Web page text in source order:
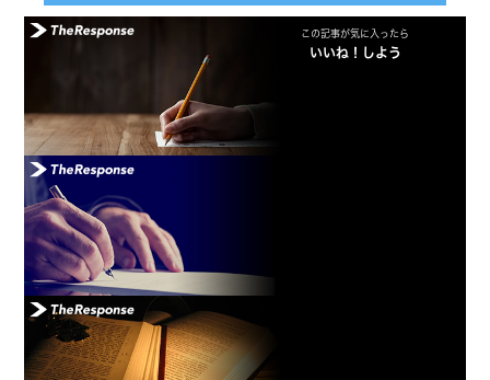
この記事が気に入ったら
いいね！しよう